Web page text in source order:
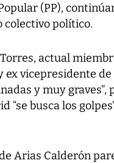
(PP),
colectivo político.
actual
ex vicepresidente
y muy
“se busca los
Arias Calderón